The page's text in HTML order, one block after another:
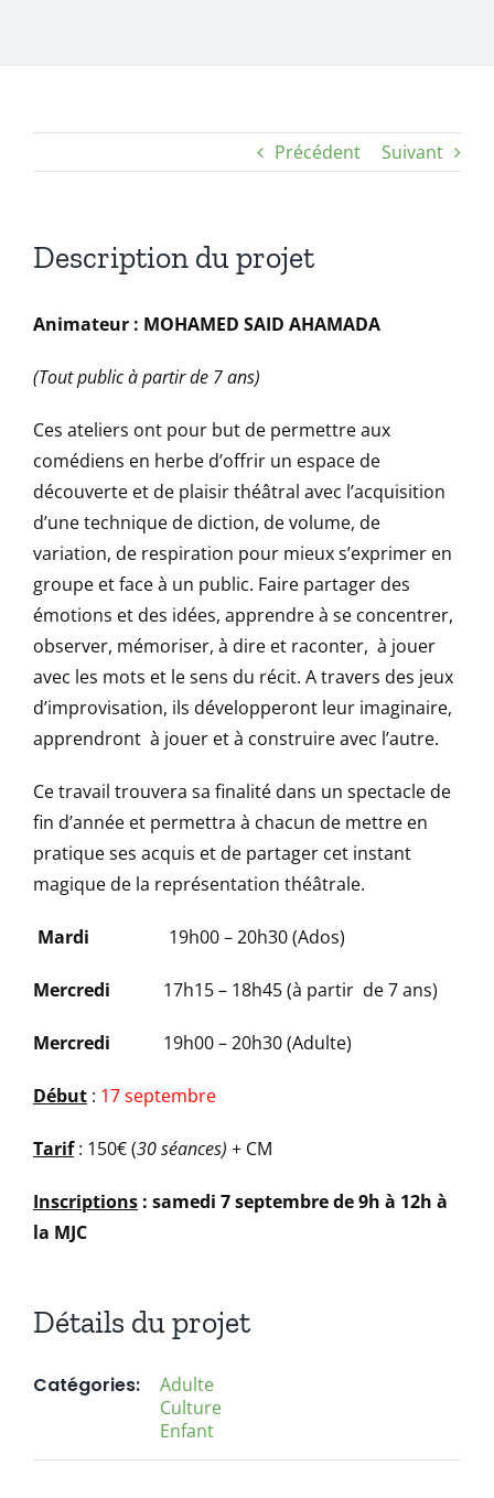
Précédent Suivant
Description du projet
Animateur : MOHAMED SAID AHAMADA
(Tout public à partir de 7 ans)
Ces ateliers ont pour but de permettre aux
comédiens en herbe d’offrir un espace de
découverte et de plaisir théâtral avec l’acquisition
d’une technique de diction, de volume, de
variation, de respiration pour mieux s’exprimer en
groupe et face à un public. Faire partager des
émotions et des idées, apprendre à se concentrer,
observer, mémoriser, à dire et raconter, à jouer
avec les mots et le sens du récit. A travers des jeux
d’improvisation, ils développeront leur imaginaire,
apprendront à jouer et à construire avec l’autre.
Ce travail trouvera sa finalité dans un spectacle de
fin d’année et permettra à chacun de mettre en
pratique ses acquis et de partager cet instant
magique de la représentation théâtrale.
Mardi 19h00 – 20h30 (Ados)
Mercredi 17h15 – 18h45 (à partir de 7 ans)
Mercredi 19h00 – 20h30 (Adulte)
Début : 17 septembre
Tarif: 150€ (30 séances) + CM
Inscriptions : samedi 7 septembre de 9h à 12h à
la MJC
Détails du projet
Catégories:
Adulte
Culture
Enfant